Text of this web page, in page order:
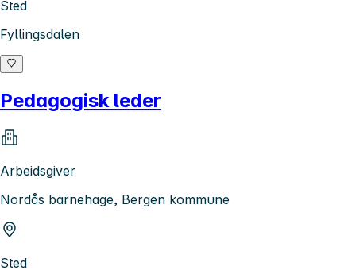
Sted
Fyllingsdalen
Pedagogisk leder
Arbeidsgiver
Nordås barnehage, Bergen kommune
Sted